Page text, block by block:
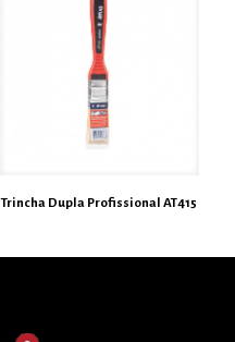
Trincha Dupla Profissional AT415